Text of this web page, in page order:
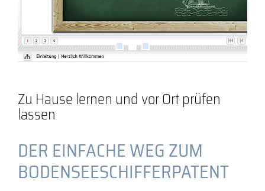
Zu Hause lernen und vor Ort prüfen
lassen
DER EINFACHE WEG ZUM
BODENSEESCHIFFERPATENT